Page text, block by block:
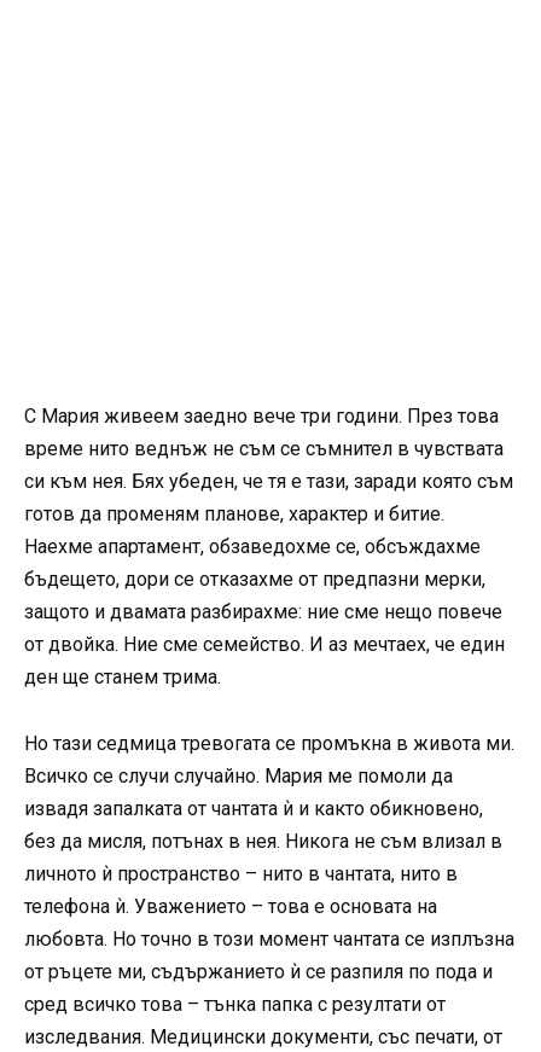
С Мария живеем заедно вече три години. През това
време нито веднъж не съм се съмнител в чувствата
си към нея. Бях убеден, че тя е тази, заради която съм
готов да променям планове, характер и битие.
Наехме апартамент, обзаведохме се, обсъждахме
бъдещето, дори се отказахме от предпазни мерки,
защото и двамата разбирахме: ние сме нещо повече
от двойка. Ние сме семейство. И аз мечтаех, че един
ден ще станем трима.
Но тази седмица тревогата се промъкна в живота ми.
Всичко се случи случайно. Мария ме помоли да
извадя запалката от чантата ѝ и както обикновено,
без да мисля, потънах в нея. Никога не съм влизал в
личното ѝ пространство – нито в чантата, нито в
телефона ѝ. Уважението – това е основата на
любовта. Но точно в този момент чантата се изплъзна
от ръцете ми, съдържанието ѝ се разпиля по пода и
сред всичко това – тънка папка с резултати от
изследвания. Медицински документи, със печати, от